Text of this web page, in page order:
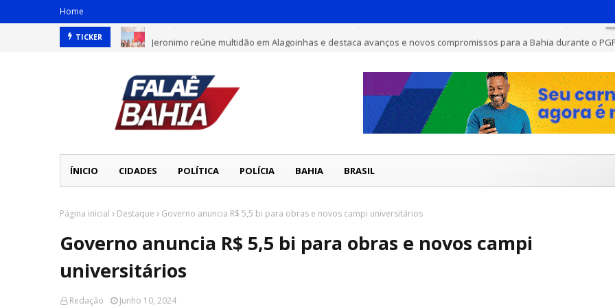
Home
TICKER Jeronimo reúne multidão em Alagoinhas e destaca avanços e novos compromissos para a Bahia durante o
ÍNICIO CIDADES POLÍTICA POLÍCIA BAHIA BRASIL
Página inicial Destaque Governo anuncia R$ 5,5 bi para obras e novos campi universitários
Governo anuncia R$ 5,5 bi para obras e novos campi
universitários
Redação Junho 10, 2024